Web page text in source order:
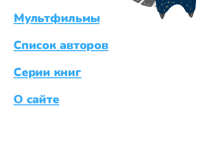
Мультфильмы
Список авторов
Серии книг
О сайте